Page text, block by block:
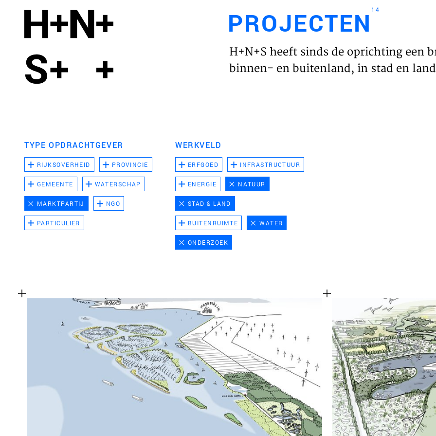
HOME
PROJECTEN 14
H+N+S heeft sinds de oprichting een
binnen- en buitenland, in stad en
TYPE OPDRACHTGEVER
RIJKSOVERHEID PROVINCIE
GEMEENTE WATERSCHAP
MARKTPARTIJ NGO
PARTICULIER
WERKVELD
ERFGOED INFRASTRUCTUUR
ENERGIE NATUUR
STAD & LAND
BUITENRUIMTE WATER
ONDERZOEK